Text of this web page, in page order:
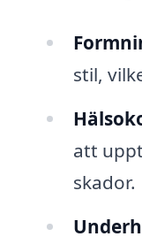
stil,
att
skador.